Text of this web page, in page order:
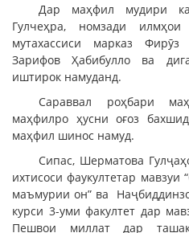
Дар маҳфил мудири
Гулчеҳра, номзади
мутахассиси марказ
Зарифов Ҳабибулло ва
иштирок намуданд.
Сараввал роҳбари
маҳфилро ҳусни оғоз
маҳфил шинос намуд.
Сипас, Шерматова
ихтисоси фаукултетар
маъмурии он” ва
курси 3-уми факултет дар
Пешвои миллат дар